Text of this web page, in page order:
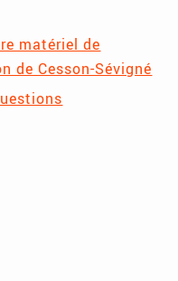
matériel de
de Cesson-Sévigné